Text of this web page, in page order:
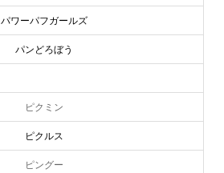
パワーパフガールズ
パンどろぼう
ピクミン
ピクルス
ピングー